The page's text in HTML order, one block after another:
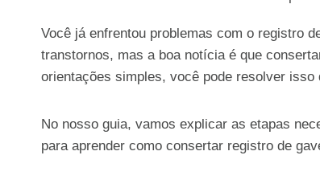
Você já enfrentou problemas com o registro
transtornos, mas a boa notícia é que
orientações simples, você pode resolver isso
No nosso guia, vamos explicar as etapas
para aprender como consertar registro de